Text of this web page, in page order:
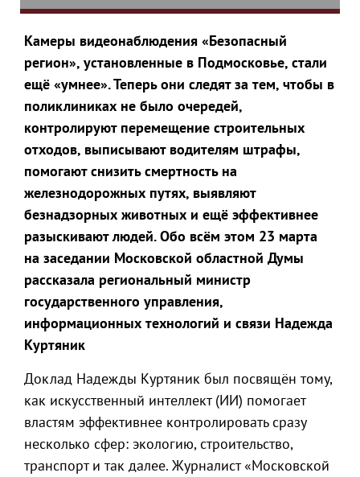
Камеры видеонаблюдения «Безопасный
регион», установленные в Подмосковье, стали
ещё «умнее». Теперь они следят за тем, чтобы в
поликлиниках не было очередей,
контролируют перемещение строительных
отходов, выписывают водителям штрафы,
помогают снизить смертность на
железнодорожных путях, выявляют
безнадзорных животных и ещё эффективнее
разыскивают людей. Обо всём этом 23 марта
на заседании Московской областной Думы
рассказала региональный министр
государственного управления,
информационных технологий и связи Надежда
Куртяник
Доклад Надежды Куртяник был посвящён тому,
как искусственный интеллект (ИИ) помогает
властям эффективнее контролировать сразу
несколько сфер: экологию, строительство,
транспорт и так далее. Журналист «Московской